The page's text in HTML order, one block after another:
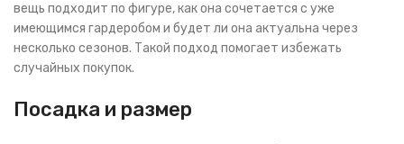
вещь подходит по фигуре, как она сочетается с уже
имеющимся гардеробом и будет ли она актуальна через
несколько сезонов. Такой подход помогает избежать
случайных покупок.
Посадка и размер